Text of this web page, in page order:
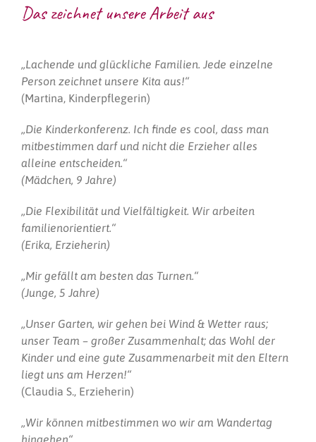
Das zeichnet unsere Arbeit aus
„Lachende und glückliche Familien. Jede einzelne
Person zeichnet unsere Kita aus!“
(Martina, Kinderpflegerin)
„Die Kinderkonferenz. Ich finde es cool, dass man
mitbestimmen darf und nicht die Erzieher alles
alleine entscheiden.“
(Mädchen, 9 Jahre)
„Die Flexibilität und Vielfältigkeit. Wir arbeiten
familienorientiert.“
(Erika, Erzieherin)
„Mir gefällt am besten das Turnen.“
(Junge, 5 Jahre)
„Unser Garten, wir gehen bei Wind & Wetter raus;
unser Team – großer Zusammenhalt; das Wohl der
Kinder und eine gute Zusammenarbeit mit den Eltern
liegt uns am Herzen!“
(Claudia S., Erzieherin)
„Wir können mitbestimmen wo wir am Wandertag
hingehen“